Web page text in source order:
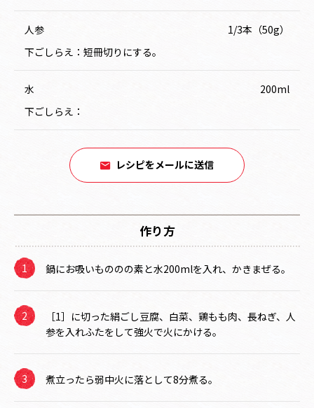
人参
1/3本（50g）
下ごしらえ：短冊切りにする。
水
200ml
下ごしらえ：
レシピをメールに送信
作り方
鍋にお吸いもののの素と水200mlを入れ、かきまぜる。
［1］に切った絹ごし豆腐、白菜、鶏もも肉、長ねぎ、人
参を入れふたをして強火で火にかける。
煮立ったら弱中火に落として8分煮る。